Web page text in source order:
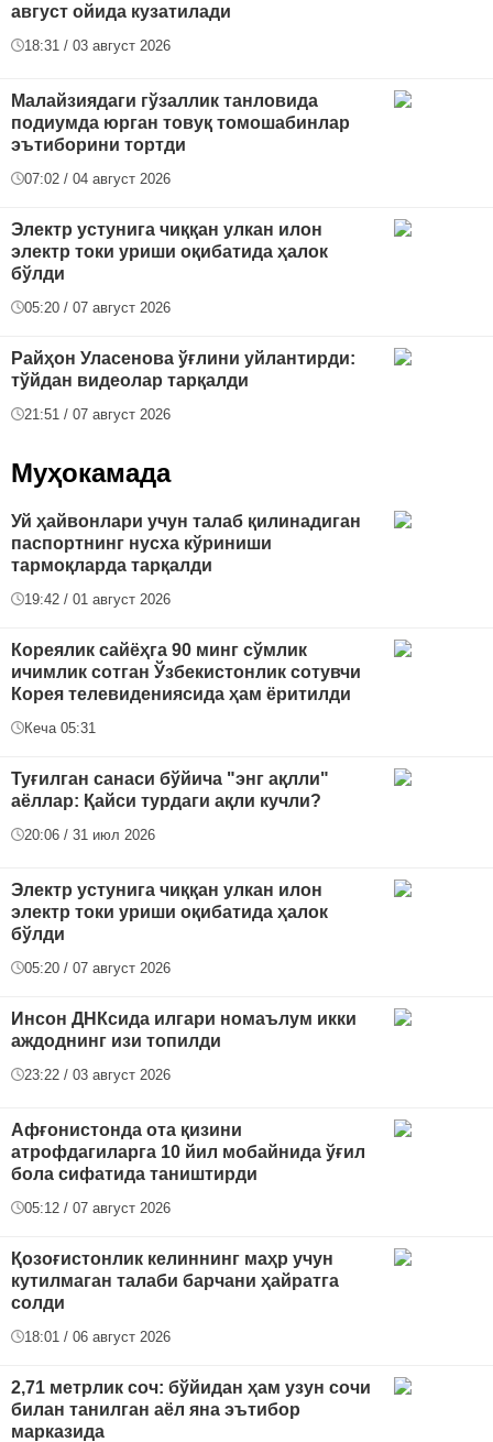
август ойида кузатилади
18:31 / 03 август 2026
Малайзиядаги гўзаллик танловида
подиумда юрган товуқ томошабинлар
эътиборини тортди
07:02 / 04 август 2026
Электр устунига чиққан улкан илон
электр токи уриши оқибатида ҳалок
бўлди
05:20 / 07 август 2026
Райҳон Уласенова ўғлини уйлантирди:
тўйдан видеолар тарқалди
21:51 / 07 август 2026
Муҳокамада
Уй ҳайвонлари учун талаб қилинадиган
паспортнинг нусха кўриниши
тармоқларда тарқалди
19:42 / 01 август 2026
Кореялик сайёҳга 90 минг сўмлик
ичимлик сотган Ўзбекистонлик сотувчи
Корея телевидениясида ҳам ёритилди
Кеча 05:31
Туғилган санаси бўйича "энг ақлли"
аёллар: Қайси турдаги ақли кучли?
20:06 / 31 июл 2026
Электр устунига чиққан улкан илон
электр токи уриши оқибатида ҳалок
бўлди
05:20 / 07 август 2026
Инсон ДНКсида илгари номаълум икки
аждоднинг изи топилди
23:22 / 03 август 2026
Афғонистонда ота қизини
атрофдагиларга 10 йил мобайнида ўғил
бола сифатида таништирди
05:12 / 07 август 2026
Қозоғистонлик келиннинг маҳр учун
кутилмаган талаби барчани ҳайратга
солди
18:01 / 06 август 2026
2,71 метрлик соч: бўйидан ҳам узун сочи
билан танилган аёл яна эътибор
марказида